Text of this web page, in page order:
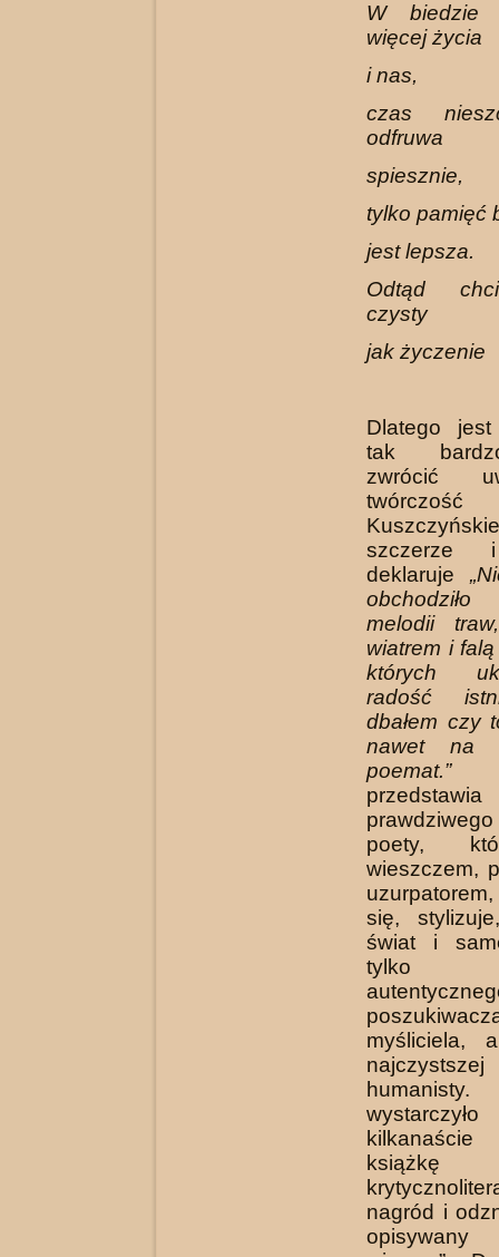
W biedzie
więcej życia
i nas,
czas
odfruwa
spiesznie,
tylko pamięć
jest lepsza.
Odtąd
czysty
jak życzenie
Dlatego
tak
zwrócić
szczerze
deklaruje
melodii
wiatrem i
których
radość
dbałem czy
nawet na
poety,
wieszczem,
się,
świat i
tylko
myśliciela,
książkę
nagród i